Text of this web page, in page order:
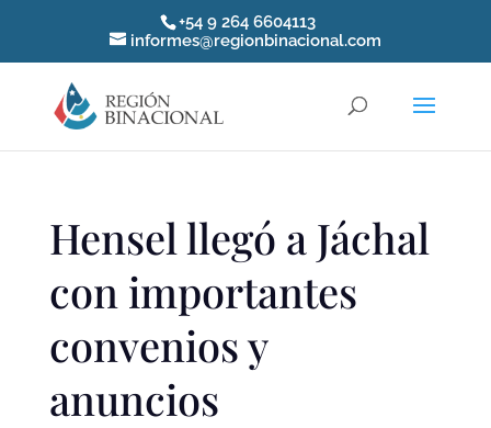
+54 9 264 6604113
informes@regionbinacional.com
Hensel llegó a Jáchal
con importantes
convenios y
anuncios